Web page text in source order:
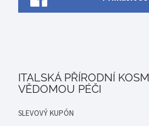
ITALSKÁ PŘÍRODNÍ
VĚDOMOU PÉČI
SLEVOVÝ KUPÓN